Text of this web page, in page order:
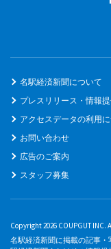
名駅経済新聞について
プレスリリース・情報
アクセスデータの利用
お問い合わせ
広告のご案内
スタッフ募集
Copyright 2026 COUPGUT INC.
名駅経済新聞に掲載の記事